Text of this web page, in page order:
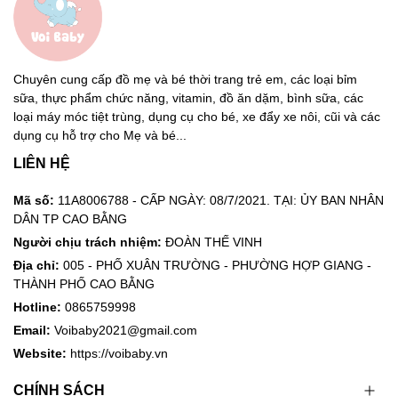
Chuyên cung cấp đồ mẹ và bé thời trang trẻ em, các loại bỉm
sữa, thực phẩm chức năng, vitamin, đồ ăn dặm, bình sữa, các
loại máy móc tiệt trùng, dụng cụ cho bé, xe đẩy xe nôi, cũi và các
dụng cụ hỗ trợ cho Mẹ và bé...
LIÊN HỆ
Mã số: 11A8006788 - CẤP NGÀY: 08/7/2021. TẠI: ỦY BAN NHÂN
DÂN TP CAO BẰNG
Người chịu trách nhiệm: ĐOÀN THẾ VINH
Địa chỉ: 005 - PHỐ XUÂN TRƯỜNG - PHƯỜNG HỢP GIANG -
THÀNH PHỐ CAO BẰNG
Hotline: 0865759998
Email: Voibaby2021@gmail.com
Website: https://voibaby.vn
CHÍNH SÁCH